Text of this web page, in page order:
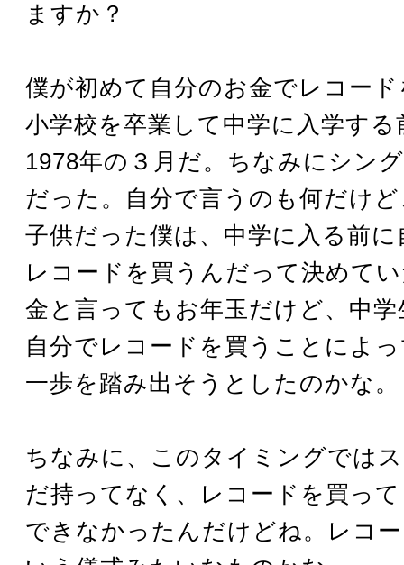
ますか？
僕が初めて自分のお金でレコー
小学校を卒業して中学に入学する
1978年の３月だ。ちなみにシン
だった。自分で言うのも何だけ
子供だった僕は、中学に入る前
レコードを買うんだって決めて
金と言ってもお年玉だけど、中
自分でレコードを買うことによ
一歩を踏み出そうとしたのかな。
ちなみに、このタイミングでは
だ持ってなく、レコードを買っ
できなかったんだけどね。レコ